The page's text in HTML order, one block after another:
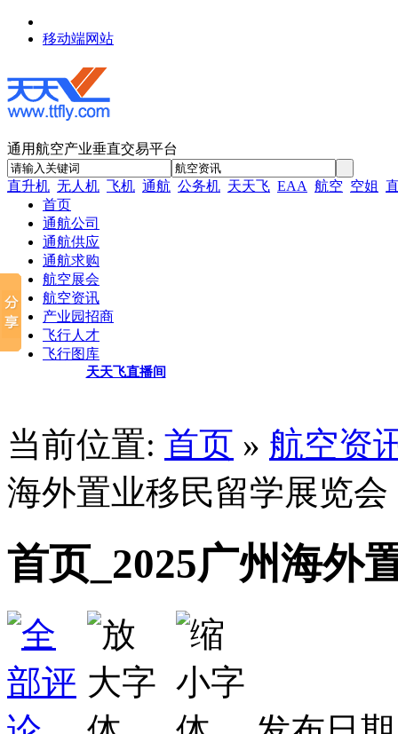
移动端网站
通用航空产业垂直交易平台
直升机 无人机 飞机 通航 公务机 天天飞 EAA 航空 空姐
首页
通航公司
通航供应
通航求购
航空展会
航空资讯
产业园招商
飞行人才
飞行图库
天天飞直播间
当前位置: 首页 » 航空资
海外置业移民留学展览会
首页_2025广州海外